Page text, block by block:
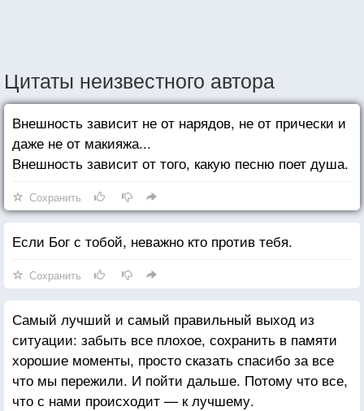
Цитаты неизвестного автора
Внешность зависит не от нарядов, не от прически и
даже не от макияжа...
Внешность зависит от того, какую песню поет душа.
Сохранить
Если Бог с тобой, неважно кто против тебя.
Сохранить
Самый лучший и самый правильный выход из
ситуации: забыть все плохое, сохранить в памяти
хорошие моменты, просто сказать спасибо за все
что мы пережили. И пойти дальше. Потому что все,
что с нами происходит — к лучшему.